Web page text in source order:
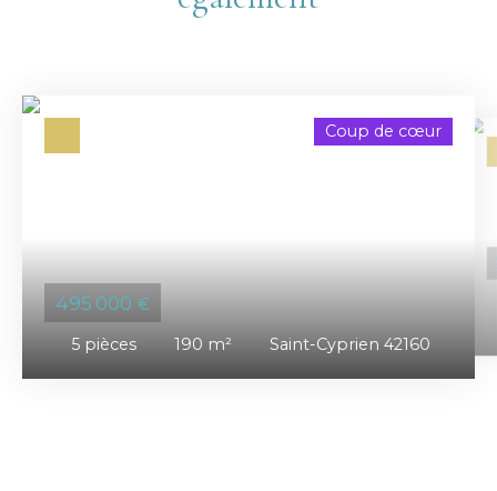
495 000 €
5 pièces 190 m² Saint-Cyprien 42160
Coup de cœur